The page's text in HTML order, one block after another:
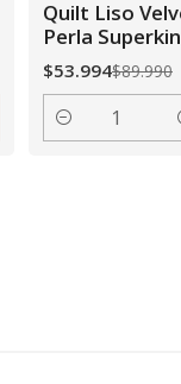
Quilt Liso
Perla
$53.994$89.990
Cantidad